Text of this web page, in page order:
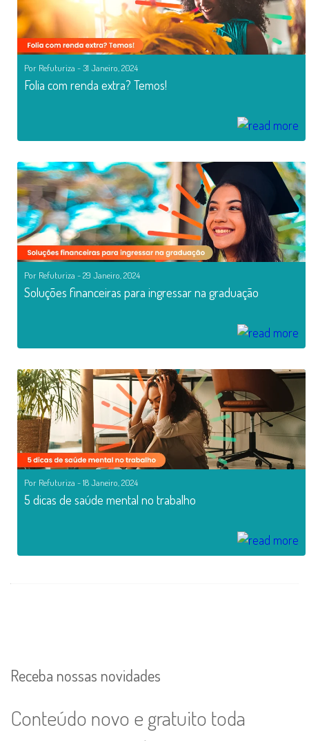
Por Refuturiza - 31 Janeiro, 2024
Folia com renda extra? Temos!
Por Refuturiza - 29 Janeiro, 2024
Soluções financeiras para ingressar na graduação
Por Refuturiza - 18 Janeiro, 2024
5 dicas de saúde mental no trabalho
Receba nossas novidades
Conteúdo novo e gratuito toda